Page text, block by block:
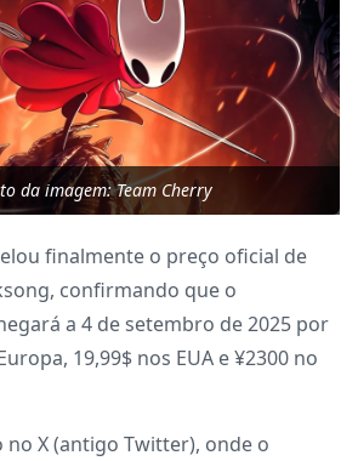
da imagem: Team Cherry
finalmente o preço oficial de
confirmando que o
a 4 de setembro de 2025 por
19,99$ nos EUA e ¥2300 no
X (antigo Twitter), onde o